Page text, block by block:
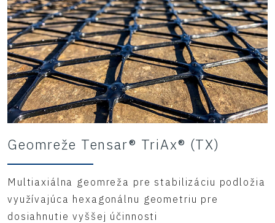
Geomreže Tensar® TriAx® (TX)
Multiaxiálna geomreža pre stabilizáciu podložia
využívajúca hexagonálnu geometriu pre
dosiahnutie vyššej účinnosti